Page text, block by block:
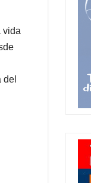
vida
del